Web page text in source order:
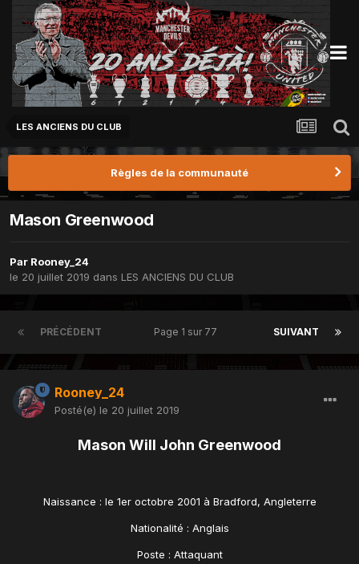
LES ANCIENS DU CLUB
Règles de la communauté
Mason Greenwood
Par Rooney_24
le 20 juillet 2019 dans LES ANCIENS DU CLUB
PRÉCÉDENT SUIVANT
Page 1 sur 77
Rooney_24
Posté(e) le 20 juillet 2019
Mason Will John Greenwood
Naissance : le 1er octobre 2001 à Bradford, Angleterre
Nationalité : Anglais
Poste : Attaquant